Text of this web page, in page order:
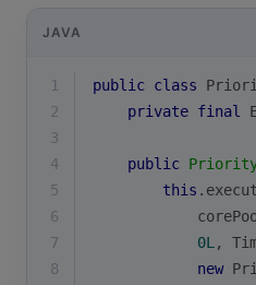
JAVA
1 public class
2
private final
3
4
public
5
this
6
7
0L ,
8
new